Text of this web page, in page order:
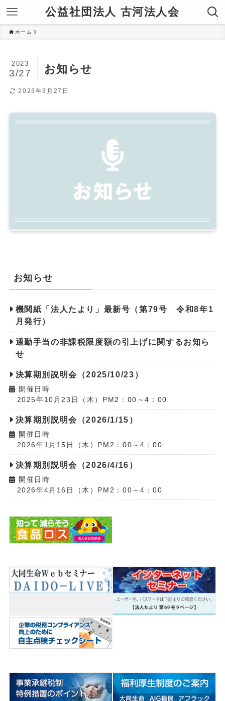
公益社団法人 古河法人会
ホーム
お知らせ
2023
3/27
2023年3月27日
お知らせ
機関紙「法人たより」最新号（第79号 令和8年1
月発行）
通勤手当の非課税限度額の引上げに関するお知ら
せ
決算期別説明会（2025/10/23）
開催日時
2025年10月23日（木）PM2：00～4：00
決算期別説明会（2026/1/15）
開催日時
2026年1月15日（木）PM2：00～4：00
決算期別説明会（2026/4/16）
開催日時
2026年4月16日（木）PM2：00～4：00